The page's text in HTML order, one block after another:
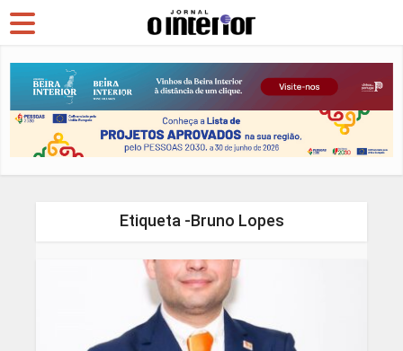
Etiqueta -Bruno Lopes